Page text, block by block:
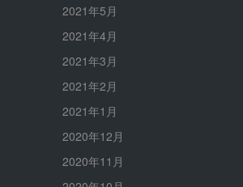
2021年5月
2021年4月
2021年3月
2021年2月
2021年1月
2020年12月
2020年11月